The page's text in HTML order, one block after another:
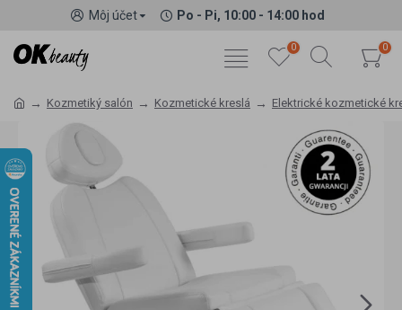
Môj účet Po - Pi, 10:00 - 14:00 hod
0 0
Kozmetiký salón Kozmetické kreslá Elektrické kozmetické